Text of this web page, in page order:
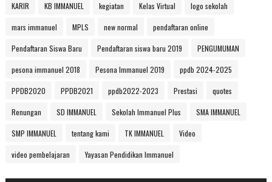
KARIR KB IMMANUEL kegiatan Kelas Virtual logo sekolah
mars immanuel MPLS new normal pendaftaran online
Pendaftaran Siswa Baru Pendaftaran siswa baru 2019 PENGUMUMAN
pesona immanuel 2018 Pesona Immanuel 2019 ppdb 2024-2025
PPDB2020 PPDB2021 ppdb2022-2023 Prestasi quotes
Renungan SD IMMANUEL Sekolah Immanuel Plus SMA IMMANUEL
SMP IMMANUEL tentang kami TK IMMANUEL Video
video pembelajaran Yayasan Pendidikan Immanuel